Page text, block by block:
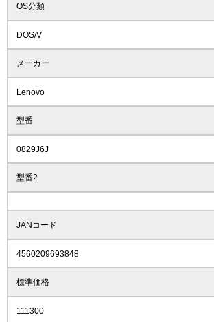
OS分類
DOS/V
メーカー
Lenovo
型番
0829J6J
型番2
JANコード
4560209693848
標準価格
111300